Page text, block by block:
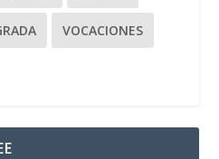
VOCACIONES